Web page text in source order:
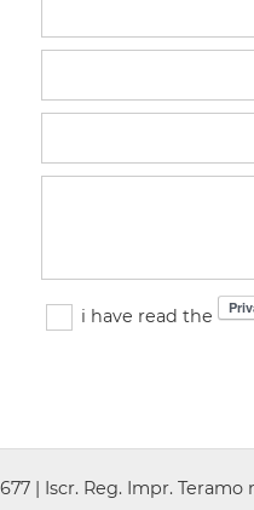
i have read the
| Iscr. Reg. Impr. Teramo